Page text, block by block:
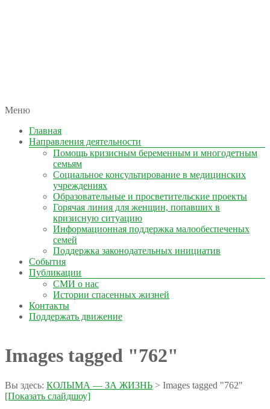
КОЛЫМА — ЗА ЖИЗНЬ
автономная некоммерческая организация
Меню
Главная
Направления деятельности
Помощь кризисным беременным и многодетным
семьям
Социальное консультирование в медицинских
учреждениях
Образовательные и просветительские проекты
Горячая линия для женщин, попавших в
кризисную ситуацию
Информационная поддержка малообеспеченых
семей
Поддержка законодательных инициатив
События
Публикации
СМИ о нас
Истории спасенных жизней
Контакты
Поддержать движение
Images tagged "762"
Вы здесь: КОЛЫМА — ЗА ЖИЗНЬ > Images tagged "762"
[Показать слайдшоу]